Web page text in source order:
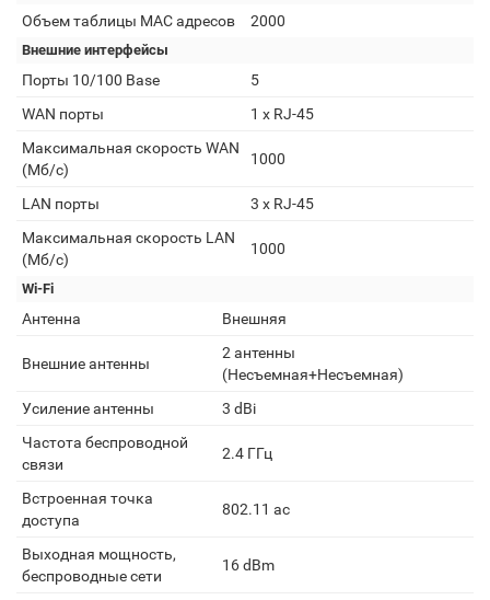
Объем таблицы MAC адресов 2000
Внешние интерфейсы
Порты 10/100 Base
5
WAN порты
1 х RJ-45
Максимальная скорость WAN
(Мб/с)
1000
LAN порты
3 х RJ-45
Максимальная скорость LAN
(Мб/с)
1000
Wi-Fi
Антенна Внешняя
Внешние антенны
2 антенны
(Несъемная+Несъемная)
Усиление антенны
3 dBi
Частота беспроводной
связи
2.4 ГГц
Встроенная точка
доступа
802.11 aс
Выходная мощность,
беспроводные сети
16 dBm